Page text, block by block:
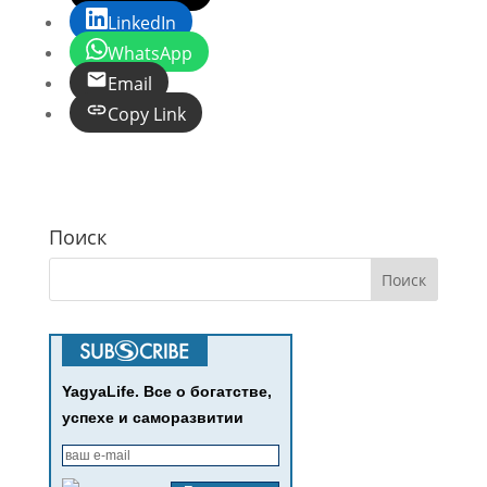
LinkedIn
WhatsApp
Email
Copy Link
Поиск
YagyaLife. Все о богатстве,
успехе и саморазвитии